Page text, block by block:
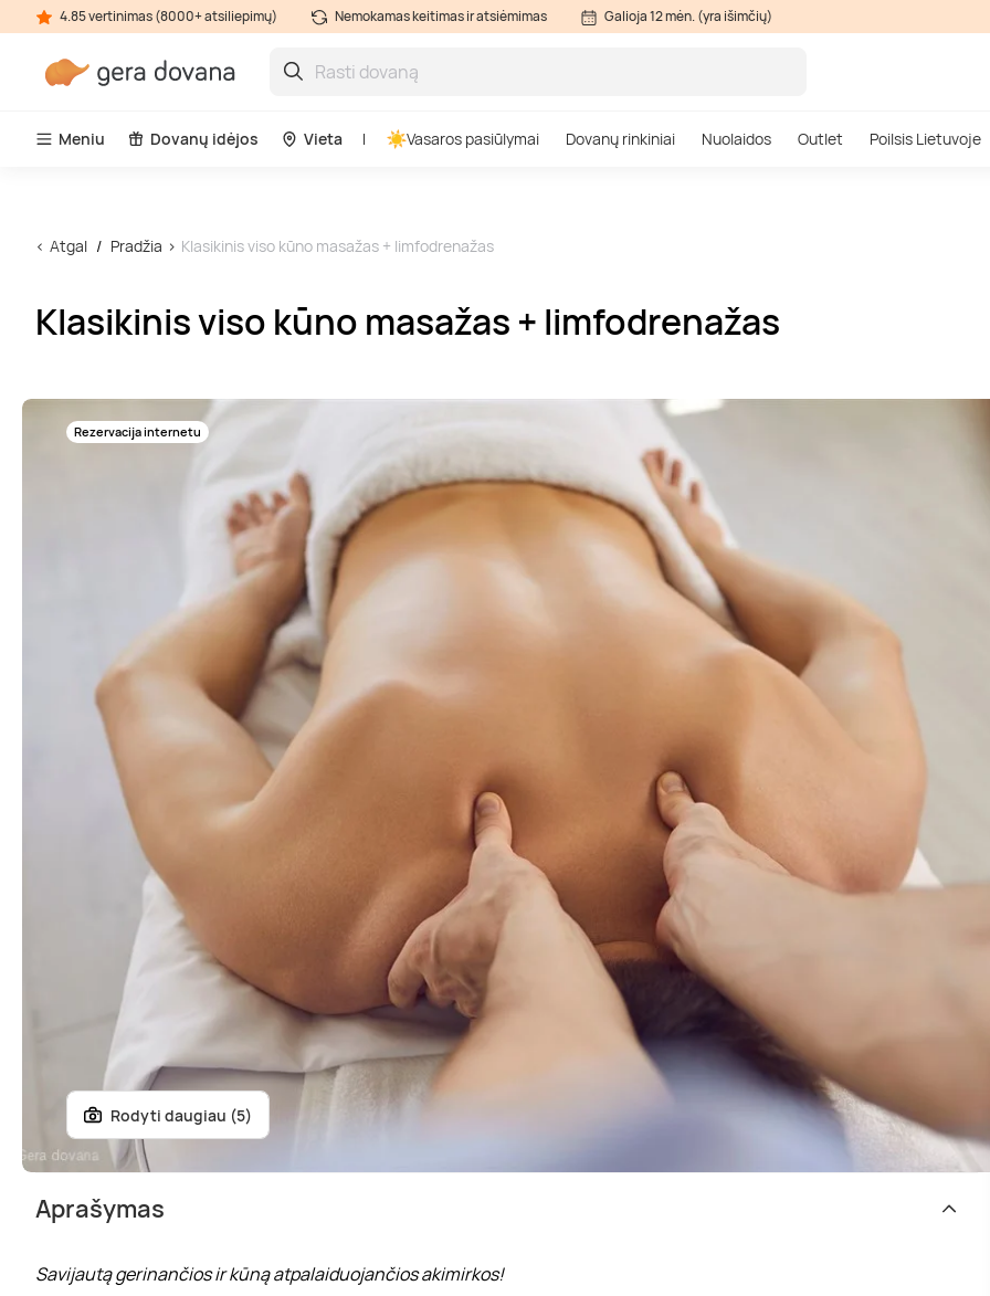
4.85 vertinimas (8000+ atsiliepimų) Nemokamas keitimas ir atsiėmimas Galioja 12 mėn. (yra išimčių)
Meniu Dovanų idėjos Vieta Vasaros pasiūlymai Dovanų rinkiniai Nuolaidos Outlet Poilsis Lietuvoje
Atgal Pradžia Klasikinis viso kūno masažas + limfodrenažas
Klasikinis viso kūno masažas + limfodrenažas
Rezervacija internetu
Rodyti daugiau (5)
Aprašymas
Savijautą gerinančios ir kūną atpalaiduojančios akimirkos!